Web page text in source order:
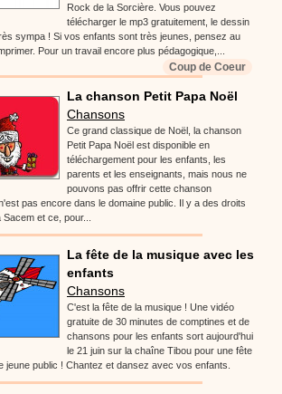
Rock de la Sorcière. Vous pouvez
télécharger le mp3 gratuitement, le dessin
sympa ! Si vos enfants sont très jeunes, pensez au
Pour un travail encore plus pédagogique,...
Coup de Coeur
La chanson Petit Papa Noël
Chansons
Ce grand classique de Noël, la chanson
Petit Papa Noël est disponible en
téléchargement pour les enfants, les
parents et les enseignants, mais nous ne
pouvons pas offrir cette chanson
pas encore dans le domaine public. Il y a des droits
et ce, pour...
La fête de la musique avec les
enfants
Chansons
C'est la fête de la musique ! Une vidéo
gratuite de 30 minutes de comptines et de
chansons pour les enfants sort aujourd'hui
le 21 juin sur la chaîne Tibou pour une fête
jeune public ! Chantez et dansez avec vos enfants.